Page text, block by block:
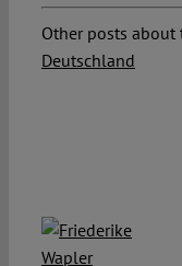
Other posts about
Deutschland